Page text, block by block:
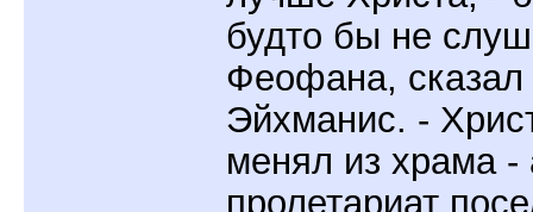
будто бы не
Феофана, сказал
Эйхманис. -
менял из храма -
пролетариат